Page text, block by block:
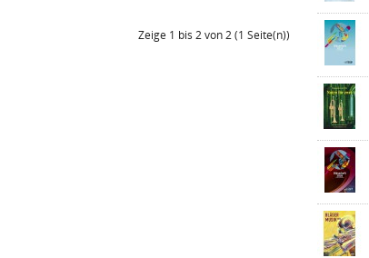
Zeige 1 bis 2 von 2 (1 Seite(n))